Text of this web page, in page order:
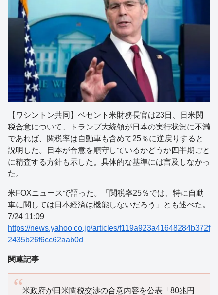
【ワシントン共同】ベセント米財務長官は23日、日米関
税合意について、トランプ大統領が日本の実行状況に不満
であれば、関税率は自動車も含めて25％に逆戻りすると
説明した。日本が合意を順守しているかどうか四半期ごと
に精査する方針も示した。具体的な基準には言及しなかっ
た。
米FOXニュースで語った。「関税率25％では、特に自動
車に関しては日本経済は機能しないだろう」とも述べた。
7/24 11:09
https://news.yahoo.co.jp/articles/f119a923a41648284b372f
2435b26f6cc62aab0d
関連記事
米政府が日米関税交渉の合意内容を公表「80兆円